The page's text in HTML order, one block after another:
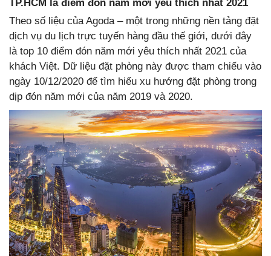
TP.HCM là điểm đón năm mới yêu thích nhất 2021
Theo số liệu của Agoda – một trong những nền tảng đặt
dịch vụ du lịch trực tuyến hàng đầu thế giới, dưới đây
là top 10 điểm đón năm mới yêu thích nhất 2021 của
khách Việt. Dữ liệu đặt phòng này được tham chiếu vào
ngày 10/12/2020 để tìm hiểu xu hướng đặt phòng trong
dịp đón năm mới của năm 2019 và 2020.